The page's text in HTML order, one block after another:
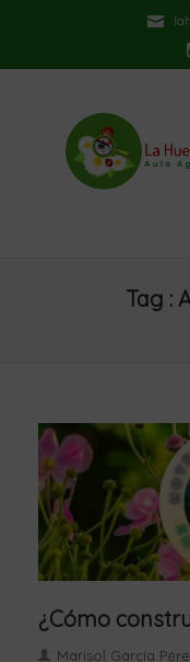
Tag :
¿Cómo
Marisol García